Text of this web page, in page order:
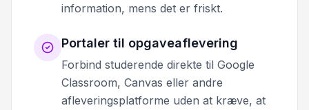
information, mens det er friskt.
Portaler til opgaveaflevering
Forbind studerende direkte til Google
Classroom, Canvas eller andre
afleveringsplatforme uden at kræve, at